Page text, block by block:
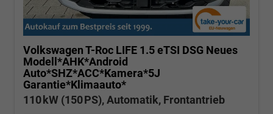
Volkswagen T-Roc LIFE 1.5 eTSI DSG Neues
Modell*AHK*Android
Auto*SHZ*ACC*Kamera*5J
Garantie*Klimaauto*
110 kW (150 PS), Automatik, Frontantrieb